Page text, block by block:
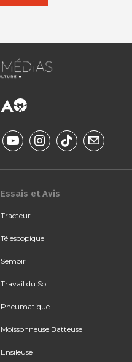
Essais et Avis
Tracteur
Télescopique
Semoir
Travail du Sol
Pneumatique
Moissonneuse Batteuse
Ensileuse